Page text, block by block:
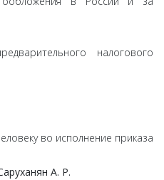
налогового
во исполнение приказа
А. Р.